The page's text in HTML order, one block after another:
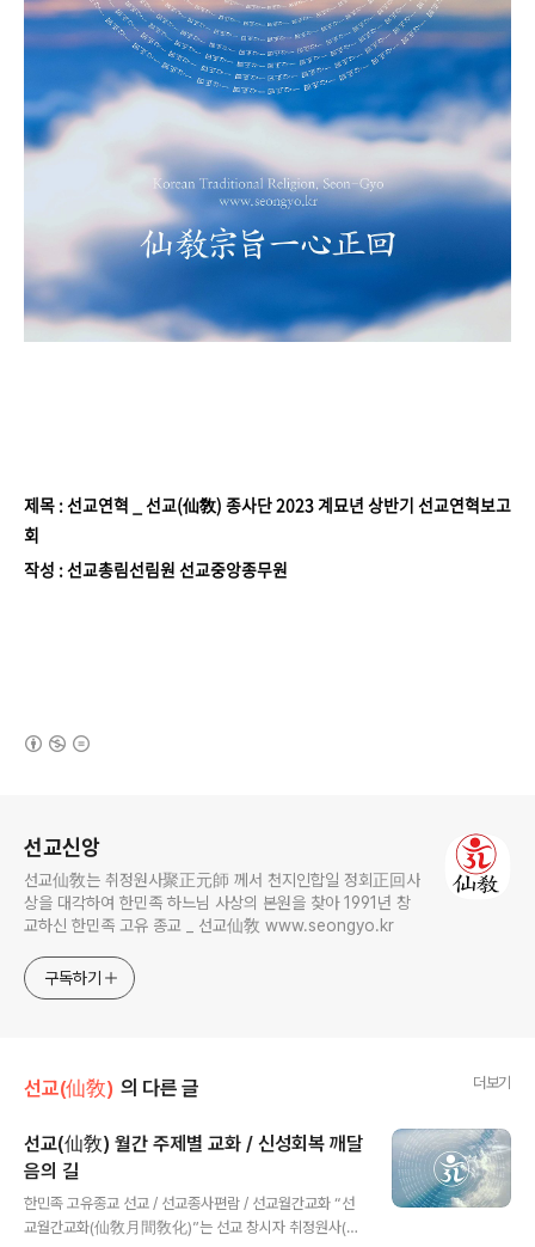
제목 : 선교연혁 _ 선교(仙敎) 종사단 2023 계묘년 상반기 선교연혁보고
회
작성 : 선교총림선림원 선교중앙종무원
선교신앙
선교仙敎는 취정원사聚正元師 께서 천지인합일 정회正回사
상을 대각하여 한민족 하느님 사상의 본원을 찾아 1991년 창
교하신 한민족 고유 종교 _ 선교仙敎 www.seongyo.kr
구독하기
선교(仙敎) 의 다른 글 더보기
선교(仙敎) 월간 주제별 교화 / 신성회복 깨달
음의 길
한민족 고유종교 선교 / 선교종사편람 / 선교월간교화 “선
교월간교화(仙敎月間敎化)”는 선교 창시자 취정원사(聚